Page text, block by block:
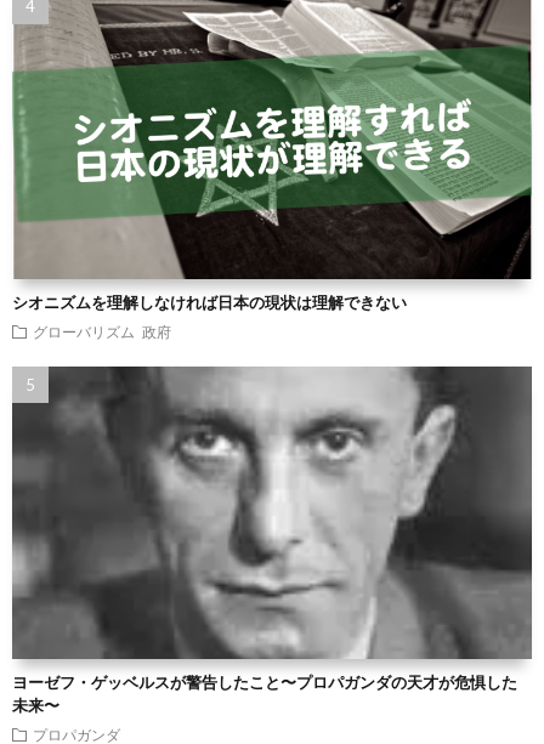
シオニズムを理解しなければ日本の現状は理解できない
グローバリズム 政府
ヨーゼフ・ゲッベルスが警告したこと〜プロパガンダの天才が危惧した
未来〜
プロパガンダ